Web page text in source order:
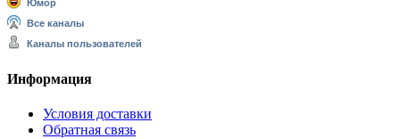
Юмор
Все каналы
Каналы пользователей
Информация
Условия доставки
Обратная связь